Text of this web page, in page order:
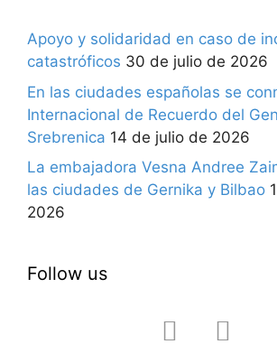
Apoyo y solidaridad en caso de
catastróficos 30 de julio de 2026
En las ciudades españolas se
Internacional de Recuerdo del
Srebrenica 14 de julio de 2026
La embajadora Vesna Andree
las ciudades de Gernika y Bilbao
2026
Follow us
facebook instagram